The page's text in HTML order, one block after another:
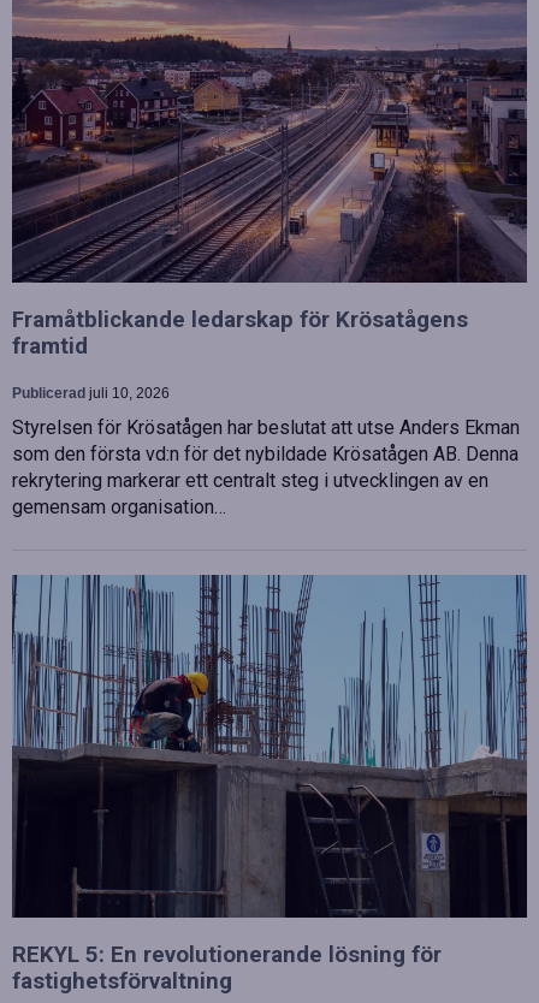
Framåtblickande ledarskap för Krösatågens
framtid
Publicerad juli 10, 2026
Styrelsen för Krösatågen har beslutat att utse Anders Ekman
som den första vd:n för det nybildade Krösatågen AB. Denna
rekrytering markerar ett centralt steg i utvecklingen av en
gemensam organisation…
REKYL 5: En revolutionerande lösning för
fastighetsförvaltning